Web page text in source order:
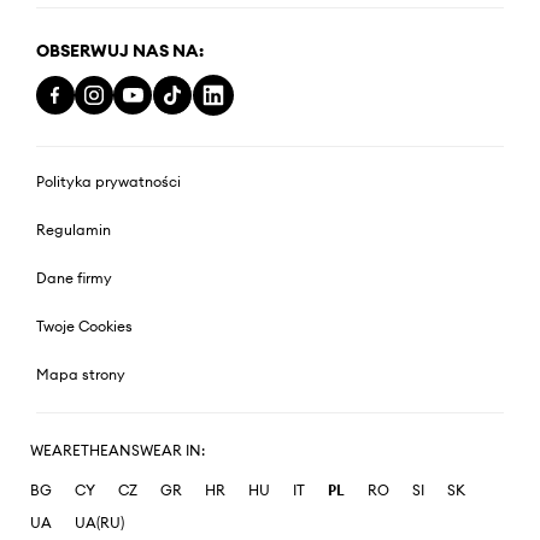
OBSERWUJ NAS NA:
Polityka prywatności
Regulamin
Dane firmy
Twoje Cookies
Mapa strony
WEARETHEANSWEAR IN:
BG CY CZ GR HR HU IT PL RO SI
SK
UA
UA(RU)